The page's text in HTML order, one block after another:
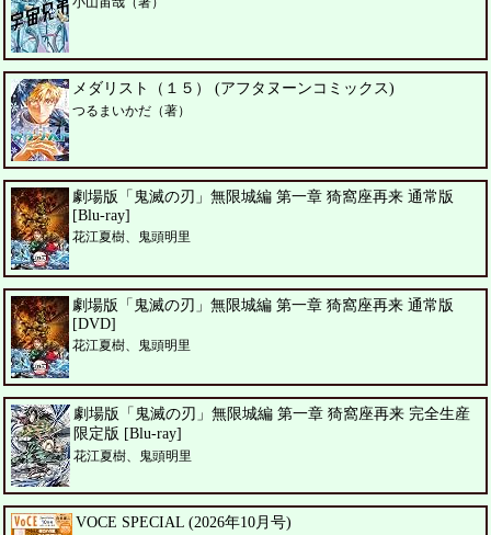
メダリスト（１５） (アフタヌーンコミックス)
つるまいかだ（著）
劇場版「鬼滅の刃」無限城編 第一章 猗窩座再来 通常版
[Blu-ray]
花江夏樹、鬼頭明里
劇場版「鬼滅の刃」無限城編 第一章 猗窩座再来 通常版
[DVD]
花江夏樹、鬼頭明里
劇場版「鬼滅の刃」無限城編 第一章 猗窩座再来 完全生産
限定版 [Blu-ray]
花江夏樹、鬼頭明里
VOCE SPECIAL (2026年10月号)